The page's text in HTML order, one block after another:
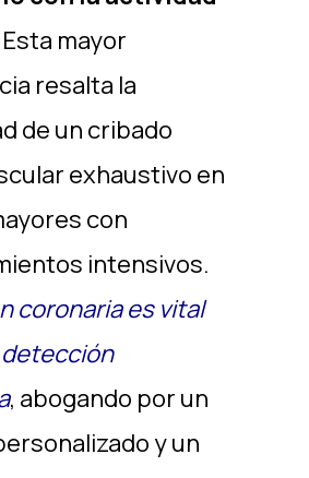
Esta mayor
resalta la
de un cribado
exhaustivo en
con
intensivos.
coronaria es vital
, abogando por un
y un